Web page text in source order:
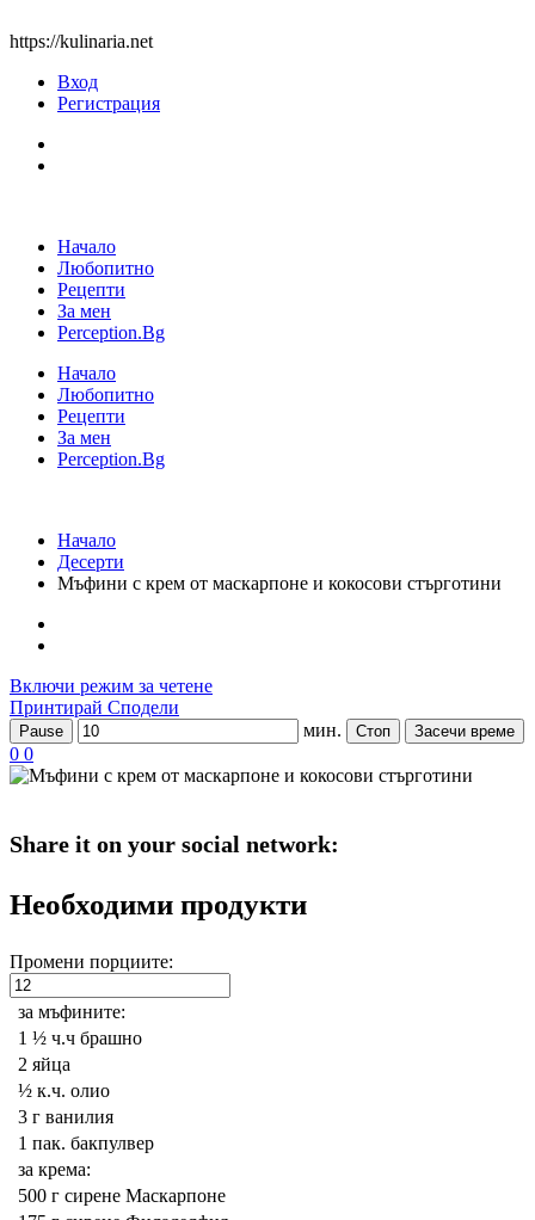
https://kulinaria.net
Вход
Регистрация
Начало
Любопитно
Рецепти
За мен
Perception.Bg
Начало
Любопитно
Рецепти
За мен
Perception.Bg
Начало
Десерти
Мъфини с крем от маскарпоне и кокосови стърготини
Включи режим за четене
Принтирай Сподели
Pause мин. Стоп Засечи време
0 0
Share it on your social network:
Необходими продукти
Промени порциите:
за мъфините:
1 ½ ч.ч брашно
2 яйца
½ к.ч. олио
3 г ванилия
1 пак. бакпулвер
за крема:
500 г сирене Маскарпоне